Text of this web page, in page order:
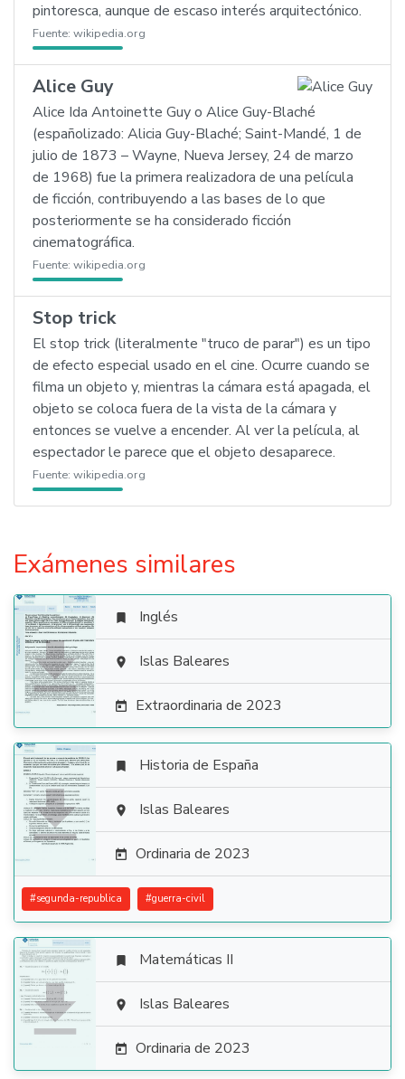
pintoresca, aunque de escaso interés arquitectónico.
Fuente: wikipedia.org
Alice Guy
Alice Ida Antoinette Guy o Alice Guy-Blaché
(españolizado: Alicia Guy-Blaché; Saint-Mandé, 1 de
julio de 1873 – Wayne, Nueva Jersey, 24 de marzo
de 1968) fue la primera realizadora de una película
de ficción, contribuyendo a las bases de lo que
posteriormente se ha considerado ficción
cinematográfica.
Fuente: wikipedia.org
Stop trick
El stop trick (literalmente "truco de parar") es un tipo
de efecto especial usado en el cine. Ocurre cuando se
filma un objeto y, mientras la cámara está apagada, el
objeto se coloca fuera de la vista de la cámara y
entonces se vuelve a encender. Al ver la película, al
espectador le parece que el objeto desaparece.
Fuente: wikipedia.org
Exámenes similares

 Inglés
 Islas Baleares
 Extraordinaria de 2023

 Historia de España
 Islas Baleares
 Ordinaria de 2023
#segunda-republica #guerra-civil

 Matemáticas II
 Islas Baleares
 Ordinaria de 2023